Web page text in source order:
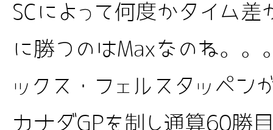
SCによって何度かタイム差
に勝つのはMaxなのね。
ックス・フェルスタッペン
カナダGPを制し通算60勝